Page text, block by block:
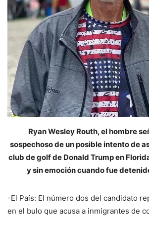
Ryan Wesley Routh, el hombre
sospechoso de un posible intento de
club de golf de Donald Trump en
y sin emoción cuando fue
-El País: El número dos del candidato
en el bulo que acusa a inmigrantes de